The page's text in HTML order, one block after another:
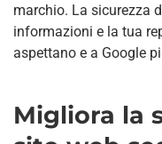
marchio. La sicurezza
informazioni e la tua
aspettano e a Google
Migliora la